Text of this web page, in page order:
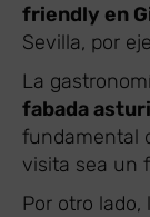
friendly en
Sevilla, por
La
fabada
fundamental
visita sea un
Por otro